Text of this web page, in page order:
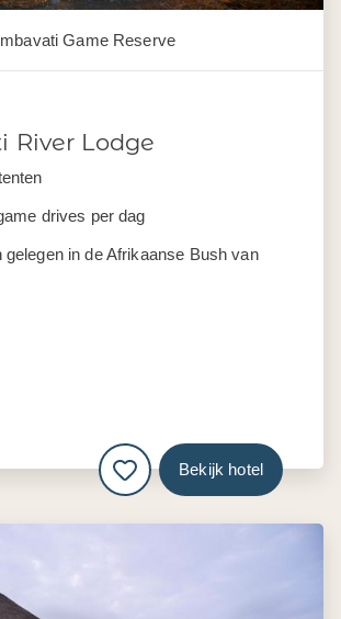
Game Reserve
River Lodge
drives per dag
gelegen in de Afrikaanse Bush van
Bekijk hotel